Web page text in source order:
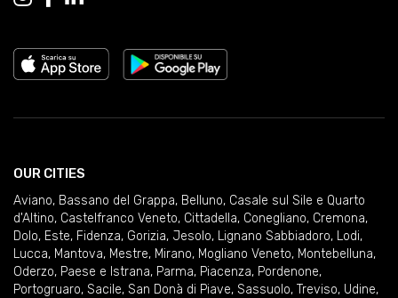
OUR CITIES
Aviano, Bassano del Grappa, Belluno, Casale sul Sile e Quarto
d'Altino, Castelfranco Veneto, Cittadella, Conegliano, Cremona,
Dolo, Este, Fidenza, Gorizia, Jesolo, Lignano Sabbiadoro, Lodi,
Lucca, Mantova, Mestre, Mirano, Mogliano Veneto, Montebelluna,
Oderzo, Paese e Istrana, Parma, Piacenza, Pordenone,
Portogruaro, Sacile, San Donà di Piave, Sassuolo, Treviso, Udine,